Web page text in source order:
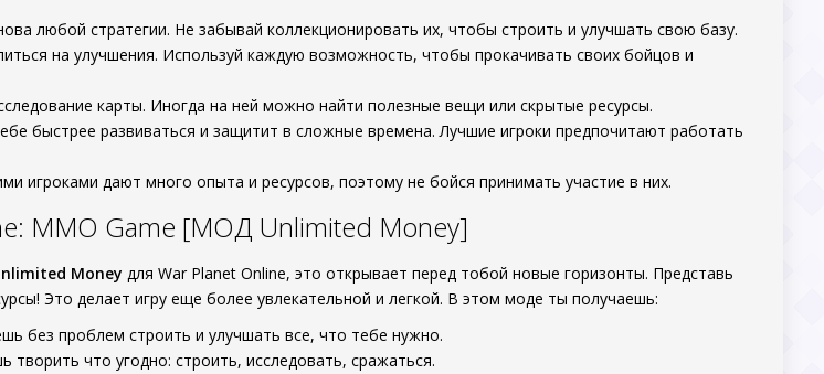
любой стратегии. Не забывай коллекционировать их, чтобы строить и улучшать свою базу.
на улучшения. Используй каждую возможность, чтобы прокачивать своих бойцов и
карты. Иногда на ней можно найти полезные вещи или скрытые ресурсы.
быстрее развиваться и защитит в сложные времена. Лучшие игроки предпочитают работать
игроками дают много опыта и ресурсов, поэтому не бойся принимать участие в них.
MMO Game [МОД Unlimited Money]
Money для War Planet Online, это открывает перед тобой новые горизонты. Представь
Это делает игру еще более увлекательной и легкой. В этом моде ты получаешь:
без проблем строить и улучшать все, что тебе нужно.
творить что угодно: строить, исследовать, сражаться.